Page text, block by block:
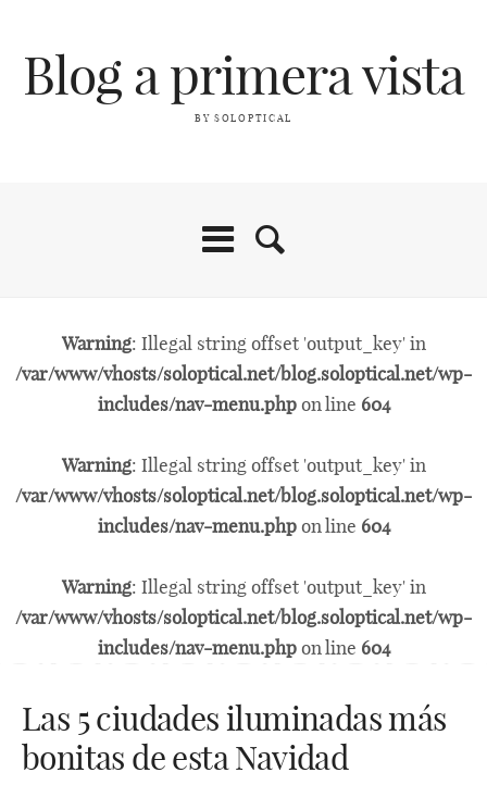
Blog a primera vista
BY SOLOPTICAL
Warning: Illegal string offset 'output_key' in
/var/www/vhosts/soloptical.net/blog.soloptical.net/wp-
includes/nav-menu.phpon line 604
Warning: Illegal string offset 'output_key' in
/var/www/vhosts/soloptical.net/blog.soloptical.net/wp-
includes/nav-menu.phpon line 604
Warning: Illegal string offset 'output_key' in
/var/www/vhosts/soloptical.net/blog.soloptical.net/wp-
includes/nav-menu.phpon line 604
Las 5 ciudades iluminadas más
bonitas de esta Navidad